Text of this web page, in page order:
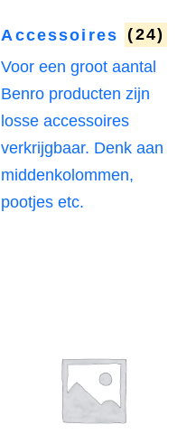
Accessoires
(24)
Voor een groot aantal
Benro producten zijn
losse accessoires
verkrijgbaar. Denk aan
middenkolommen,
pootjes etc.